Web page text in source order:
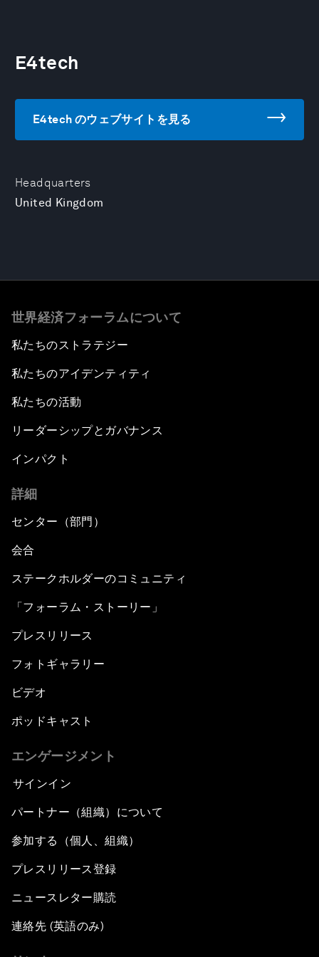
Headquarters
United Kingdom
E4tech
E4tech のウェブサイトを見る
世界経済フォーラムについて
私たちのストラテジー
私たちのアイデンティティ
私たちの活動
リーダーシップとガバナンス
インパクト
詳細
センター（部門）
会合
ステークホルダーのコミュニティ
「フォーラム・ストーリー」
プレスリリース
フォトギャラリー
ビデオ
ポッドキャスト
エンゲージメント
サインイン
パートナー（組織）について
参加する（個人、組織）
プレスリリース登録
ニュースレター購読
連絡先 (英語のみ)